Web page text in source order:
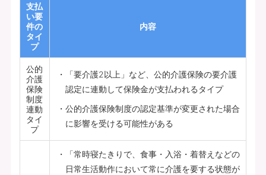
支払
い要
件の
タイ
プ
内容
公的
介護
保険
制度
連動
タイ
プ
「要介護2以上」など、公的介護保険の要介護
認定に連動して保険金が支払われるタイプ
公的介護保険制度の認定基準が変更された場合
に影響を受ける可能性がある
「常時寝たきりで、食事・入浴・着替えなどの
日常生活動作において常に介護を要する状態が